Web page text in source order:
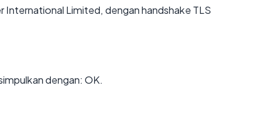
Limited, dengan handshake TLS
dengan: OK.